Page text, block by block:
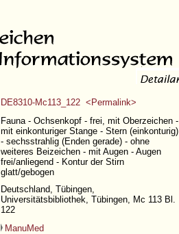
DE8310-Mc113_122 <Permalink>
Fauna - Ochsenkopf - frei, mit Oberzeichen -
mit einkonturiger Stange - Stern (einkonturig)
- sechsstrahlig (Enden gerade) - ohne
weiteres Beizeichen - mit Augen - Augen
frei/anliegend - Kontur der Stirn
glatt/gebogen
Deutschland, Tübingen,
Universitätsbibliothek, Tübingen, Mc 113 Bl.
122
ManuMed